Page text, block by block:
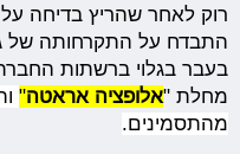
רוק לאחר שהריץ בדיחה
התבדח על התקרחותה של
בעבר בגלוי ברשתות
מחלת "אלופציה אראטה"
מהתסמינים.